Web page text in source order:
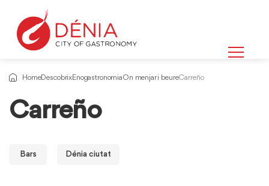
HomeDescobrixEnogastronomiaOn menjar i beureCarreño
Carreño
Bars Dénia ciutat